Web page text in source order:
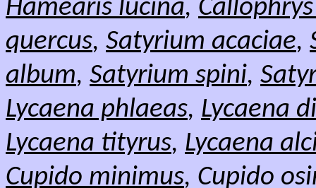
Hamearis lucina,
quercus, Satyrium acaciae,
album, Satyrium spini,
Lycaena phlaeas, Lycaena
Lycaena tityrus, Lycaena
Cupido minimus, Cupido